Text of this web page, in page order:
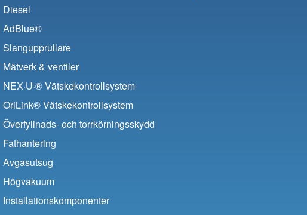
Diesel
AdBlue®
Slangupprullare
Mätverk & ventiler
NEX·U·® Vätskekontrollsystem
OriLink® Vätskekontrollsystem
Överfyllnads- och torrkörningsskydd
Fathantering
Avgasutsug
Högvakuum
Installationskomponenter